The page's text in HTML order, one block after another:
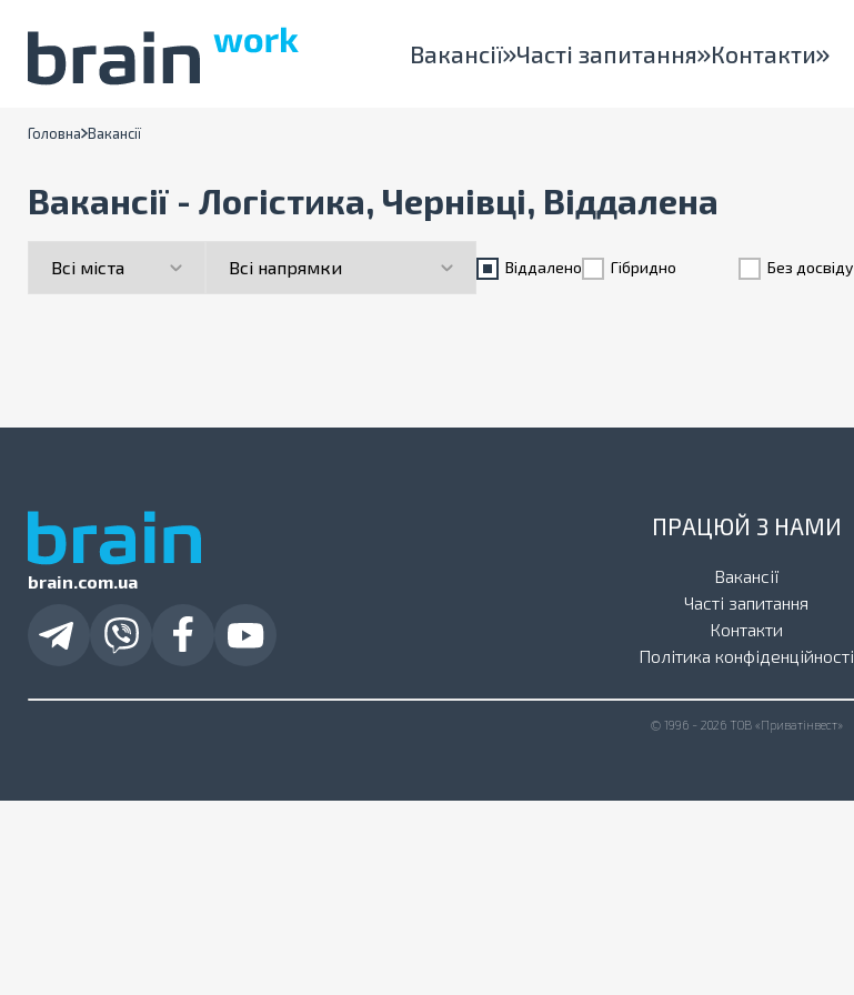
Вакансії Часті запитання Контакти
Головна Вакансії
Вакансії - Логістика, Чернівці, Віддалена
Віддалено Гiбридно Без досвіду
brain.com.ua
ПРАЦЮЙ З НАМИ
Вакансії
Часті запитання
Контакти
Політика конфіденційності
© 1996 - 2026 ТОВ «Приватінвест»